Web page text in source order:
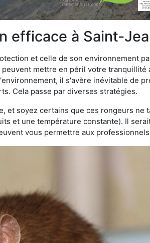
efficace à Saint-
et celle de son environnement
peuvent mettre en péril votre
il s'avère inévitable de
Cela passe par diverses stratégies.
et soyez certains que ces rongeurs
et une température constante). Il
vous permettre aux